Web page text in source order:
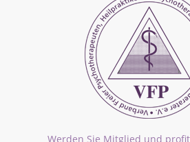
Werden Sie Mitglied und